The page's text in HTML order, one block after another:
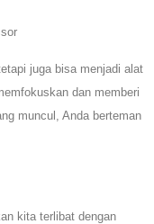
juga bisa menjadi alat
dan memberi
muncul, Anda berteman
kita terlibat dengan